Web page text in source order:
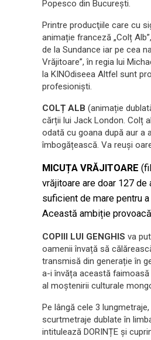
Popesco din București.
Printre producţiile care cu
animație franceză „Colț
de la Sundance iar pe cea
Vrăjitoare”, în regia lui
la KINOdiseea Altfel sunt
profesioniști.
COLȚ ALB (animație
cărții lui Jack London. Colț
odată cu goana după aur a
îmbogățească. Va reuși
MICUȚA VRĂJITOARE
vrăjitoare are doar 127 de
suficient de mare pentru
Această ambiție
COPIII LUI GENGHIS va
oamenii învață să
transmisă din generație în
a-i învăța această
al moștenirii culturale
Pe lângă cele 3
scurtmetraje dublate în
intitulează DORINȚE și